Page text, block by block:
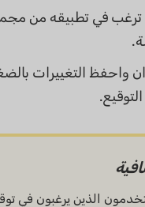
ترغب في تطبيقه من
واحفظ التغييرات
الذين يرغبون في